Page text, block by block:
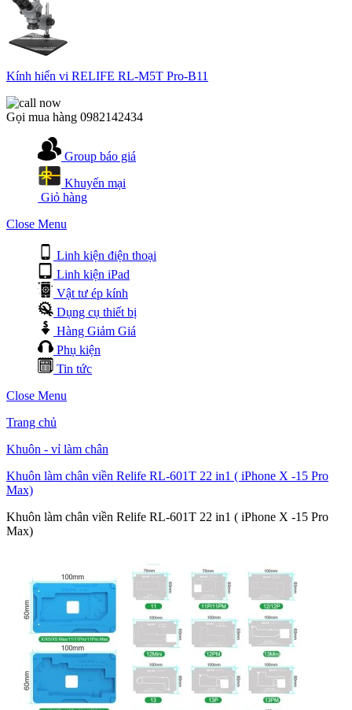
Kính hiển vi RELIFE RL-M5T Pro-B11
Gọi mua hàng 0982142434
Group báo giá
Khuyến mại
Giỏ hàng
Close Menu
Linh kiện điện thoại
Linh kiện iPad
Vật tư ép kính
Dụng cụ thiết bị
Hàng Giảm Giá
Phụ kiện
Tin tức
Close Menu
Trang chủ
Khuôn - vỉ làm chân
Khuôn làm chân viền Relife RL-601T 22 in1 ( iPhone X -15 Pro
Max)
Khuôn làm chân viền Relife RL-601T 22 in1 ( iPhone X -15 Pro
Max)